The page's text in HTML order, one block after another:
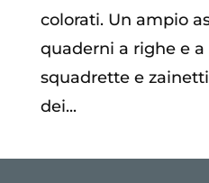
colorati. Un ampio
quaderni a righe e
squadrette e
dei...